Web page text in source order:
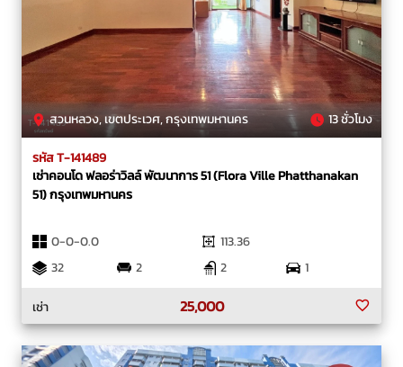
สวนหลวง, เขตประเวศ, กรุงเทพมหานคร 13 ชั่วโมง
รหัส T-141489
เช่าคอนโด ฟลอร่าวิลล์ พัฒนาการ 51 (Flora Ville Phatthanakan
51) กรุงเทพมหานคร
0-0-0.0
113.36
32
2 2
1
เช่า
25,000